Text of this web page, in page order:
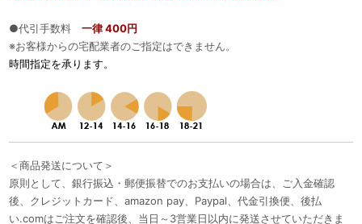
●代引手数料 一律 400円
※お客様からの宅配業者のご指定はできません。
時間指定を承ります。
＜商品発送について＞
原則として、銀行振込・郵便振替でのお支払いの場合は、ご入金確認
後、クレジットカード、amazon pay、Paypal、代金引換便、後払
い.comはご注文を確認後、当日～3営業日以内に発送させていただきま